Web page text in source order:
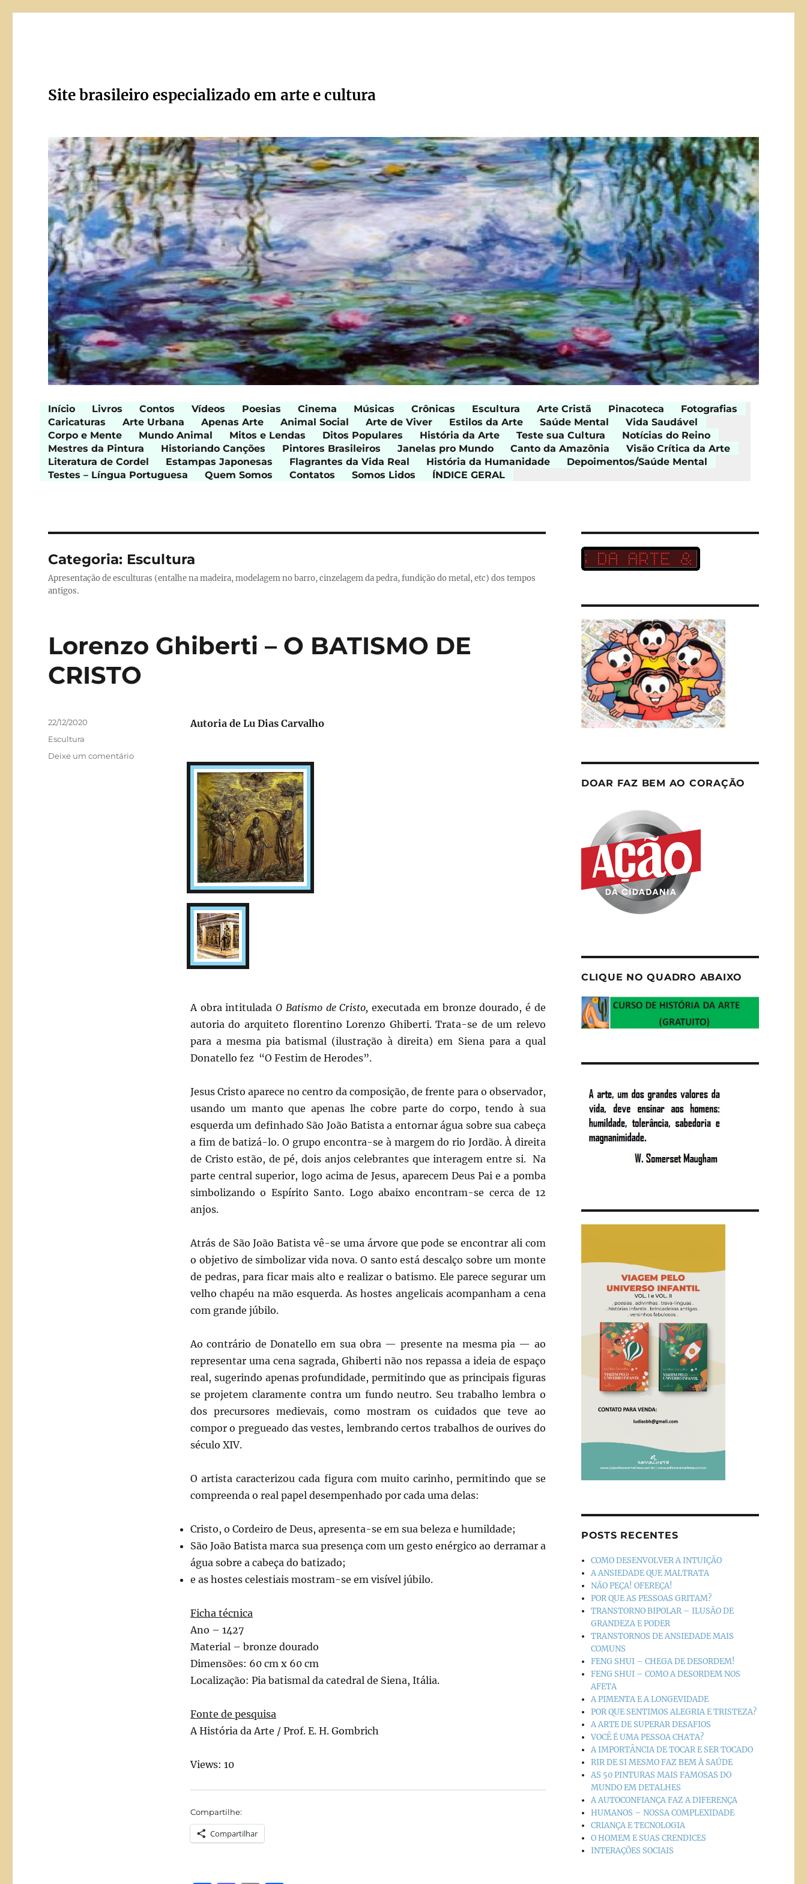
Site brasileiro especializado em arte e cultura
Início Livros Contos Vídeos Poesias Cinema Músicas Crônicas Escultura Arte Cristã Pinacoteca
Fotografias
Caricaturas
Arte Urbana Apenas Arte Animal Social Arte de Viver Estilos da Arte Saúde Mental
Vida Saudável
Corpo e Mente
Mundo Animal Mitos e Lendas Ditos Populares História da Arte Teste sua Cultura
Notícias do Reino
Mestres da Pintura
Historiando Canções Pintores Brasileiros Janelas pro Mundo Canto da Amazônia
Visão Crítica da Arte
Literatura de Cordel
Estampas Japonesas Flagrantes da Vida Real História da Humanidade
Depoimentos/Saúde Mental
Testes – Língua Portuguesa
Quem Somos Contatos Somos Lidos ÍNDICE GERAL
Categoria: Escultura
Apresentação de esculturas (entalhe na madeira, modelagem no barro, cinzelagem da pedra, fundição do metal, etc) dos tempos
antigos.
Lorenzo Ghiberti – O BATISMO DE
CRISTO
Autoria de Lu Dias Carvalho
A obra intituladaO Batismo de Cristo, executada em bronze dourado, é de
autoria do arquiteto florentino Lorenzo Ghiberti. Trata-se de um relevo
para a mesma pia batismal (ilustração à direita) em Siena para a qual
Donatello fez “O Festim de Herodes”.
Jesus Cristo aparece no centro da composição, de frente para o observador,
usando um manto que apenas lhe cobre parte do corpo, tendo à sua
esquerda um definhado São João Batista a entornar água sobre sua cabeça
a fim de batizá-lo. O grupo encontra-se à margem do rio Jordão. À direita
de Cristo estão, de pé, dois anjos celebrantes que interagem entre si. Na
parte central superior, logo acima de Jesus, aparecem Deus Pai e a pomba
simbolizando o Espírito Santo. Logo abaixo encontram-se cerca de 12
anjos.
Atrás de São João Batista vê-se uma árvore que pode se encontrar ali com
o objetivo de simbolizar vida nova. O santo está descalço sobre um monte
de pedras, para ficar mais alto e realizar o batismo. Ele parece segurar um
velho chapéu na mão esquerda. As hostes angelicais acompanham a cena
com grande júbilo.
Ao contrário de Donatello em sua obra — presente na mesma pia — ao
representar uma cena sagrada, Ghiberti não nos repassa a ideia de espaço
real, sugerindo apenas profundidade, permitindo que as principais figuras
se projetem claramente contra um fundo neutro. Seu trabalho lembra o
dos precursores medievais, como mostram os cuidados que teve ao
compor o pregueado das vestes, lembrando certos trabalhos de ourives do
século XIV.
O artista caracterizou cada figura com muito carinho, permitindo que se
compreenda o real papel desempenhado por cada uma delas:
Cristo, o Cordeiro de Deus, apresenta-se em sua beleza e humildade;
São João Batista marca sua presença com um gesto enérgico ao derramar a
água sobre a cabeça do batizado;
e as hostes celestiais mostram-se em visível júbilo.
Ficha técnica
Ano – 1427
Material – bronze dourado
Dimensões: 60 cm x 60 cm
Localização: Pia batismal da catedral de Siena, Itália.
Fonte de pesquisa
A História da Arte / Prof. E. H. Gombrich
Views: 10
Compartilhe:
Compartilhar
Publicado
em
22/12/2020
Categorias
Escultura
Deixe um comentárioem
DOAR FAZ BEM AO CORAÇÃO
CLIQUE NO QUADRO ABAIXO
POSTS RECENTES
COMO DESENVOLVER A INTUIÇÃO
A ANSIEDADE QUE MALTRATA
NÃO PEÇA! OFEREÇA!
POR QUE AS PESSOAS GRITAM?
TRANSTORNO BIPOLAR – ILUSÃO DE
GRANDEZA E PODER
TRANSTORNOS DE ANSIEDADE MAIS
COMUNS
FENG SHUI – CHEGA DE DESORDEM!
FENG SHUI – COMO A DESORDEM NOS
AFETA
A PIMENTA E A LONGEVIDADE
POR QUE SENTIMOS ALEGRIA E TRISTEZA?
A ARTE DE SUPERAR DESAFIOS
VOCÊ É UMA PESSOA CHATA?
A IMPORTÂNCIA DE TOCAR E SER TOCADO
RIR DE SI MESMO FAZ BEM À SAÚDE
AS 50 PINTURAS MAIS FAMOSAS DO
MUNDO EM DETALHES
A AUTOCONFIANÇA FAZ A DIFERENÇA
HUMANOS – NOSSA COMPLEXIDADE
CRIANÇA E TECNOLOGIA
O HOMEM E SUAS CRENDICES
INTERAÇÕES SOCIAIS